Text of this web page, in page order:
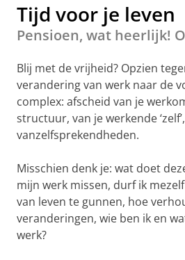
Tijd voor je leven
Pensioen, wat heerlijk!
Blij met de vrijheid? Opzien
verandering van werk naar de
complex: afscheid van je
structuur, van je werkende
vanzelfsprekendheden.
Misschien denk je: wat doet
mijn werk missen, durf ik
van leven te gunnen, hoe
veranderingen, wie ben ik en
werk?